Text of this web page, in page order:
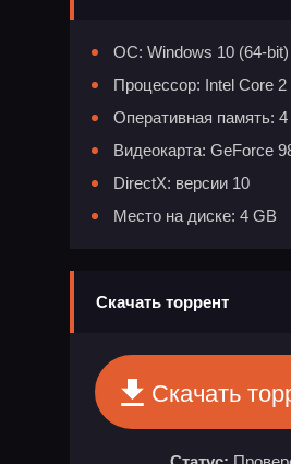
ОС: Windows 10 (64-bit)
Процессор: Intel Core 2
Оперативная память:
Видеокарта: GeForce
DirectX: версии 10
Место на диске: 4 GB
Скачать торрент
Скачать